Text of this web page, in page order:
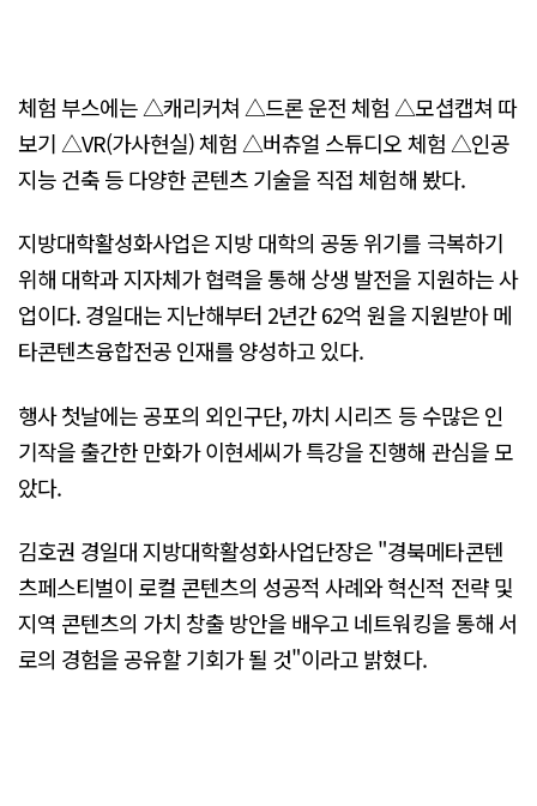
체험 부스에는 △캐리커쳐 △드론 운전 체험 △모셥캡쳐 따
보기 △VR(가사현실) 체험 △버츄얼 스튜디오 체험 △인공
지능 건축 등 다양한 콘텐츠 기술을 직접 체험해 봤다.
지방대학활성화사업은 지방 대학의 공동 위기를 극복하기
위해 대학과 지자체가 협력을 통해 상생 발전을 지원하는 사
업이다. 경일대는 지난해부터 2년간 62억 원을 지원받아 메
타콘텐츠융합전공 인재를 양성하고 있다.
행사 첫날에는 공포의 외인구단, 까치 시리즈 등 수많은 인
기작을 출간한 만화가 이현세씨가 특강을 진행해 관심을 모
았다.
김호권 경일대 지방대학활성화사업단장은 "경북메타콘텐
츠페스티벌이 로컬 콘텐츠의 성공적 사례와 혁신적 전략 및
지역 콘텐츠의 가치 창출 방안을 배우고 네트워킹을 통해 서
로의 경험을 공유할 기회가 될 것"이라고 밝혔다.